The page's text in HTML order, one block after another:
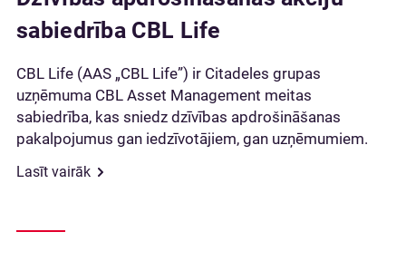
sabiedrība CBL Life
CBL Life (AAS „CBL Life”) ir Citadeles grupas
uzņēmuma CBL Asset Management meitas
sabiedrība, kas sniedz dzīvības apdrošināšanas
pakalpojumus gan iedzīvotājiem, gan uzņēmumiem.
Lasīt vairāk